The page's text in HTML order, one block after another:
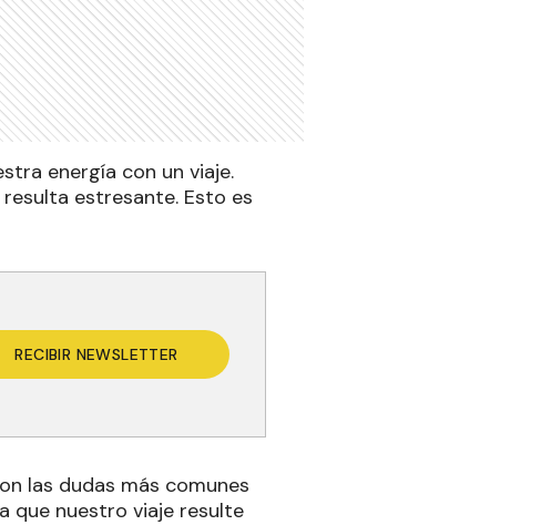
energía con un viaje.
estresante. Esto es
RECIBIR NEWSLETTER
las dudas más comunes
que nuestro viaje resulte